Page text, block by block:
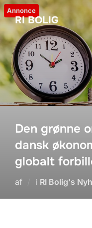
Videre
til
indhold
RI BOLIG
Annonce
Den grønne
dansk
globalt
af i RI Bolig's